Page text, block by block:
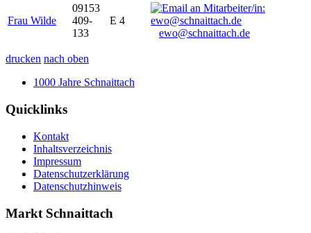
Frau Wilde
09153
409-
133
E 4
ewo@schnaittach.de
drucken nach oben
1000 Jahre Schnaittach
Quicklinks
Kontakt
Inhaltsverzeichnis
Impressum
Datenschutzerklärung
Datenschutzhinweis
Markt Schnaittach